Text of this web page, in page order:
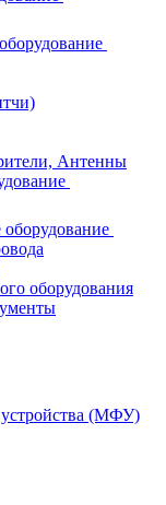
Антенны
оборудование
оборудования
(МФУ)